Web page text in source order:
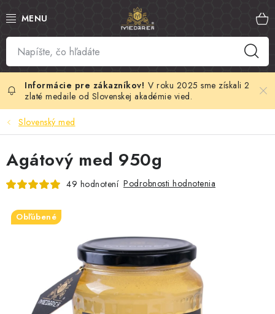
na
SLOVENSKÝ MED
MANUKA MED
VČELÍ PEĽ
MATERSKÁ KAŠIČKA
VČELÍ JED
MEDOVÁ KOZMETIKA
MEDOVÉ DARČEKOVÉ SETY
V roku 2025 sme získali 2
zlaté medaile od Slovenskej akadémie vied.
Slovenský med
Agátový med 950g
49 hodnotení Podrobnosti hodnotenia
Obľúbené